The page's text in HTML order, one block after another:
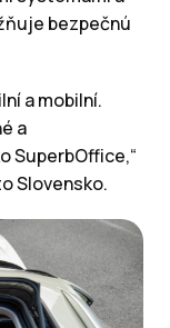
bezpečnú
a mobilní.
a
SuperbOffice,“
Slovensko.